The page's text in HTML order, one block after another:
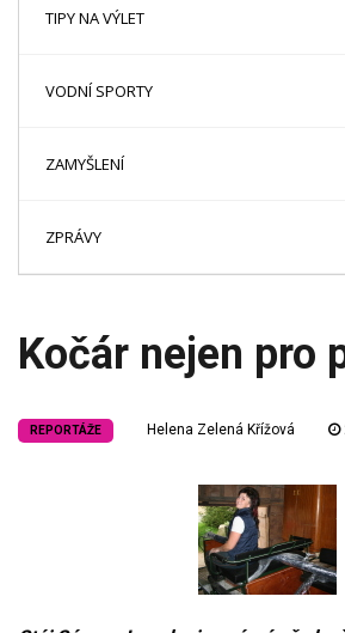
TIPY NA VÝLET
VODNÍ SPORTY
ZAMYŠLENÍ
ZPRÁVY
Kočár nejen pro
REPORTÁŽE Helena Zelená Křížová